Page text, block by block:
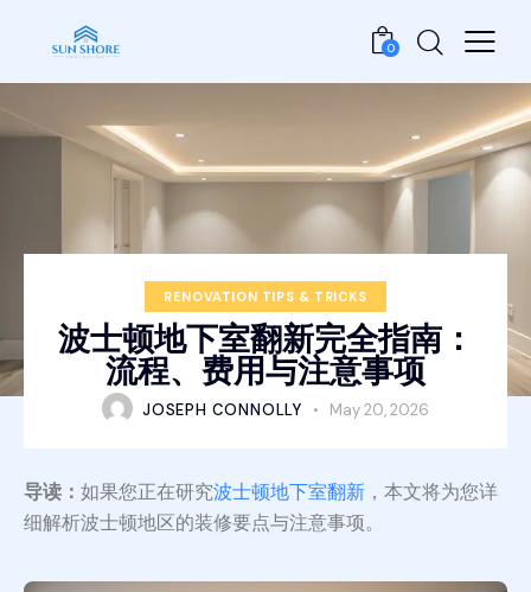
0
RENOVATION TIPS & TRICKS
波士顿地下室翻新完全指南：
流程、费用与注意事项
JOSEPH CONNOLLY May 20, 2026
导读： 如果您正在研究波士顿地下室翻新 ，本文将为您详
细解析波士顿地区的装修要点与注意事项。